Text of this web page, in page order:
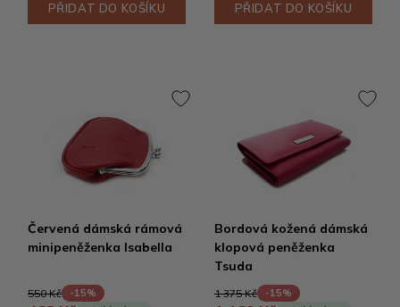
PŘIDAT DO KOŠÍKU PŘIDAT DO KOŠÍKU
Červená dámská rámová
minipeněženka Isabella
550 Kč -15%
Bordová kožená dámská
klopová peněženka
Tsuda
1 375 Kč -15%